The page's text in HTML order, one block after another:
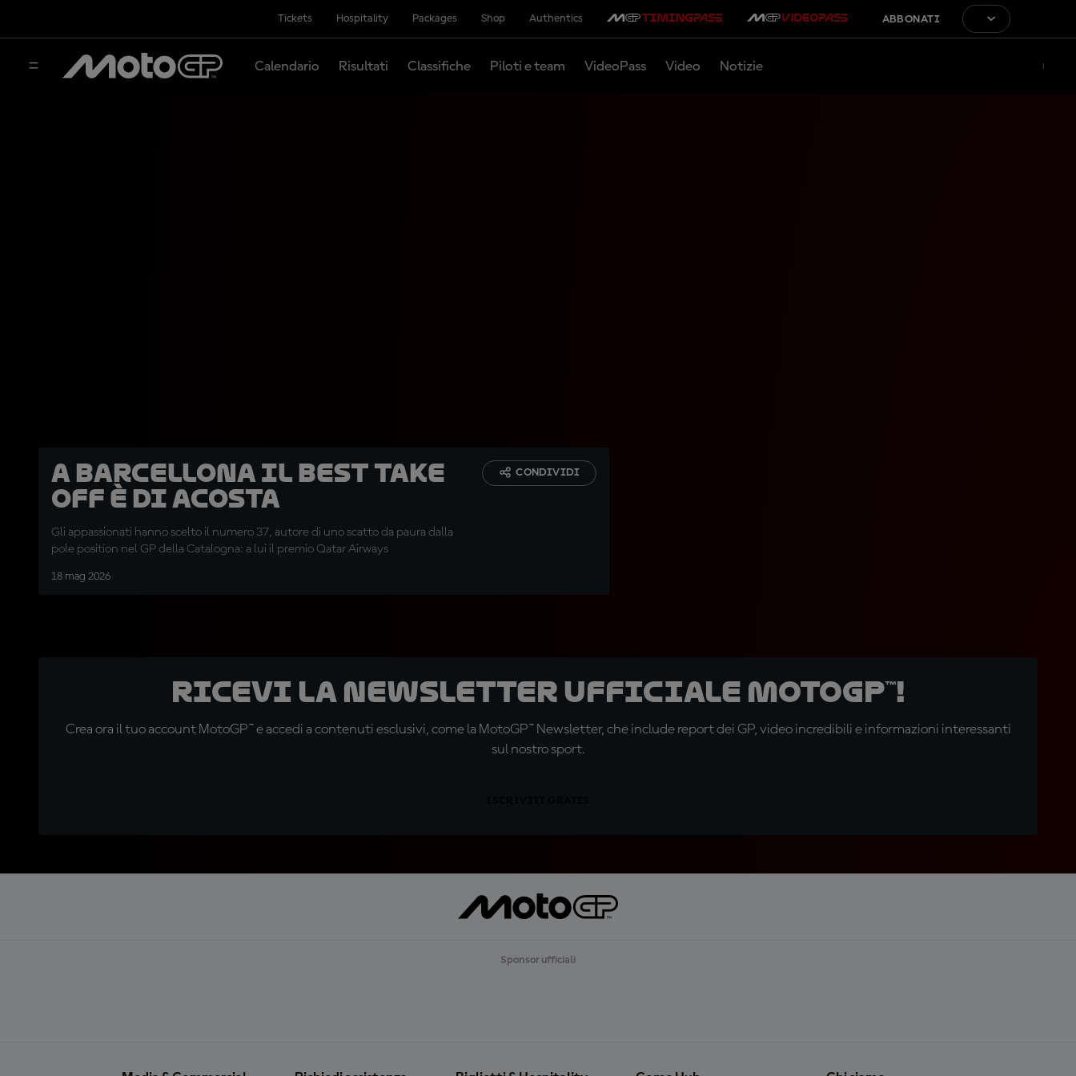
Tickets Hospitality Packages Shop Authentics ABBONATI
Calendario Risultati Classifiche Piloti e team VideoPass Video Notizie
A Barcellona il Best Take
Off è di Acosta
Gli appassionati hanno scelto il numero 37, autore di uno scatto da paura dalla
pole position nel GP della Catalogna: a lui il premio Qatar Airways
18 mag 2026
CONDIVIDI
Ricevi la newsletter ufficiale MotoGP™!
Crea ora il tuo account MotoGP™ e accedi a contenuti esclusivi, come la MotoGP™ Newsletter, che include report dei GP, video incredibili e informazioni interessanti
sul nostro sport.
Sponsor ufficiali